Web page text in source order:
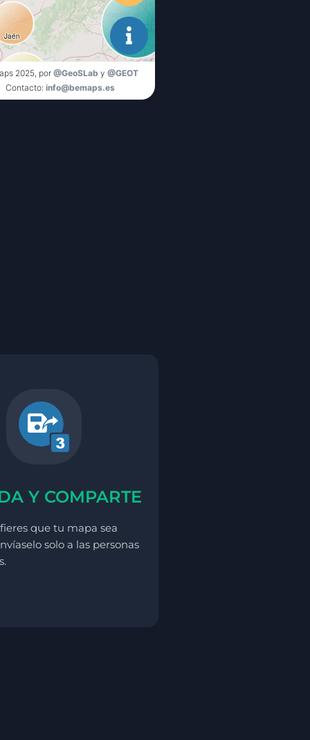
Y COMPARTE
que tu mapa sea
solo a las personas